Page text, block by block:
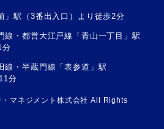
」駅（3番出入口）より徒歩2分
線・都営大江戸線「青山一丁目」駅
分
線・半蔵門線「表参道」駅
分
マネジメント株式会社 All Rights